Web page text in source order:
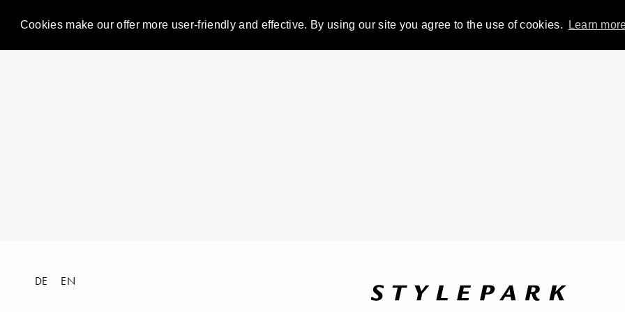
Cookies make our offer more user-friendly and effective. By using our site you agree to the use of cookies. Learn
DE EN